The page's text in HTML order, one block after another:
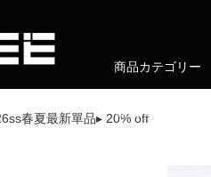
商品カテゴリー
會員權益
春夏最新單品▸ 20% off